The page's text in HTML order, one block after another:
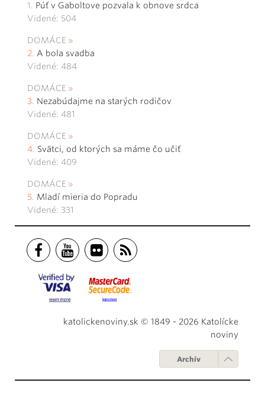
Púť v Gaboltove pozvala k obnove srdca
Videné: 504
DOMÁCE
A bola svadba
Videné: 484
DOMÁCE
Nezabúdajme na starých rodičov
Videné: 481
DOMÁCE
Svätci, od ktorých sa máme čo učiť
Videné: 409
DOMÁCE
Mladí mieria do Popradu
Videné: 331
katolickenoviny.sk © 1849 - 2026 Katolícke
noviny
Archív